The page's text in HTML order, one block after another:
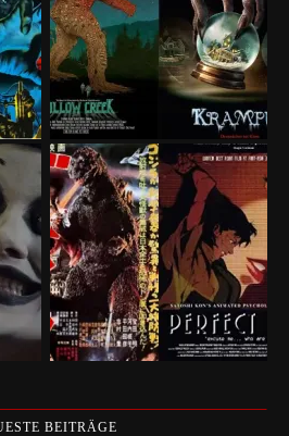
BEITRÄGE